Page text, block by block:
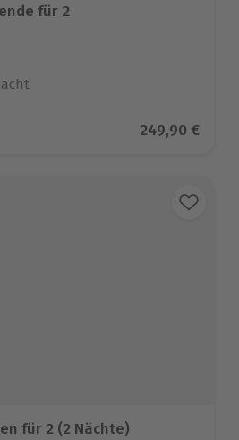
für 2
auf 31 Bewertungen
Aktueller
249,90 €
für 2 (2 Nächte)